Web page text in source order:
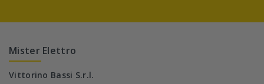
Mister Elettro
Vittorino Bassi S.r.l.